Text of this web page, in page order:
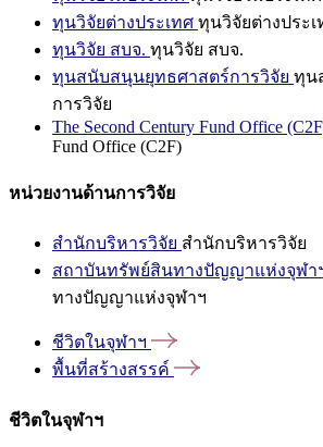
ทุนวิจัยต่างประเทศ ทุนวิจัยต่างประเ
ทุนวิจัย สบจ. ทุนวิจัย สบจ.
ทุนสนับสนุนยุทธศาสตร์การวิจัย ทุน
การวิจัย
The Second Century Fund Office
Fund Office (C2F)
หน่วยงานด้านการวิจัย
สำนักบริหารวิจัย สำนักบริหารวิจัย
สถาบันทรัพย์สินทางปัญญาแห่งจุฬา
ทางปัญญาแห่งจุฬาฯ
ชีวิตในจุฬาฯ
พื้นที่สร้างสรรค์
ชีวิตในจุฬาฯ